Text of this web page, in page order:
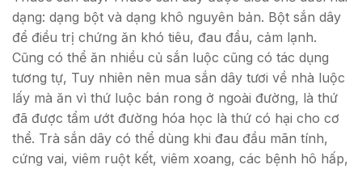
dạng: dạng bột và dạng khô nguyên bản. Bột sắn dây
để điều trị chứng ăn khó tiêu, đau đầu, cảm lạnh.
Cũng có thể ăn nhiều củ sắn luộc cũng có tác dụng
tương tự, Tuy nhiên nên mua sắn dây tươi về nhà luộc
lấy mà ăn vì thứ luộc bán rong ở ngoài đường, là thứ
đã được tẩm ướt đường hóa học là thứ có hại cho cơ
thể. Trà sắn dây có thể dùng khi đau đầu mãn tính,
cứng vai, viêm ruột kết, viêm xoang, các bệnh hô hấp,